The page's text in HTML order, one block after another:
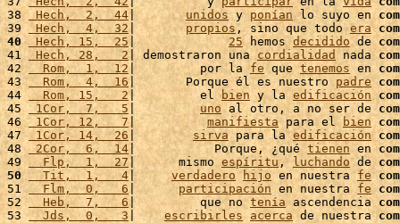
38
Hech,  2,  44| unidos y ponían lo suyo en
39 Hech,  4,  32| propios , sino que todo era
40 Hech, 15,  25 | 25 hemos decidido de
41 Hech, 28,   2 | demostraron una cordialidad nada
42
  Rom,  1,  12
|         por la fe que tenemos en
43
  Rom,  4,  16
|       Porque él es nuestro padre
44
  Rom, 15,   2
|         el bien y la edificación
45 1Cor,  7,   5 | uno al otro, a no ser de
46 1Cor, 12,   7| manifiesta para el bien
47
1Cor, 14,  26 | sirva para la edificación
48 2Cor,  6,  14|           Porque, ¿qué tienen en
49
  Flp,  1,  27
|      mismo espíritu , luchando de
50
  Tit,  1,   4
| verdadero hijo en nuestra fe
51
  Flm,  0,   6
| participación en nuestra fe
52
  Heb,  7,   6
|         que no tenía ascendencia
53
  Jds,  0,   3
| escribirles acerca de nuestra